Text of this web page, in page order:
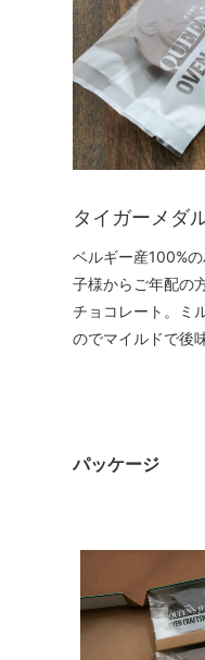
タイガーメダ
ベルギー産100%
子様からご年配の
チョコレート。ミ
のでマイルドで後
パッケージ